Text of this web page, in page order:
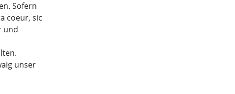
Sofern
coeur, sic
und
unser